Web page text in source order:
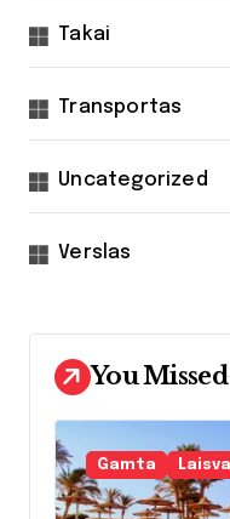
Takai
Transportas
Uncategorized
Verslas
You Missed
Gamta